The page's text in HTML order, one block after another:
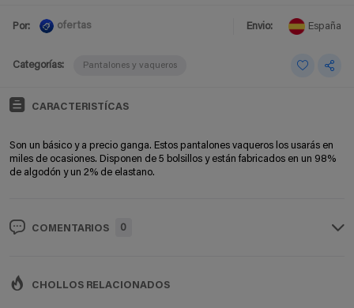
Por: ofertas Envio: España
Categorías: Pantalones y vaqueros
CARACTERISTÍCAS
Son un básico y a precio ganga. Estos pantalones vaqueros los usarás en
miles de ocasiones. Disponen de 5 bolsillos y están fabricados en un 98%
de algodón y un 2% de elastano.
COMENTARIOS 0
CHOLLOS RELACIONADOS